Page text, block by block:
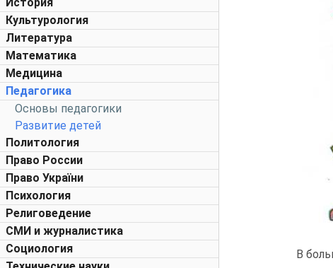
Культурология
Литература
Математика
Медицина
Педагогика
Основы педагогики
Развитие детей
Политология
Право России
Право України
Психология
Религоведение
СМИ и журналистика
Социология
В